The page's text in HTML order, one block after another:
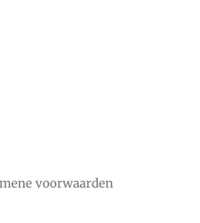
voorwaarden